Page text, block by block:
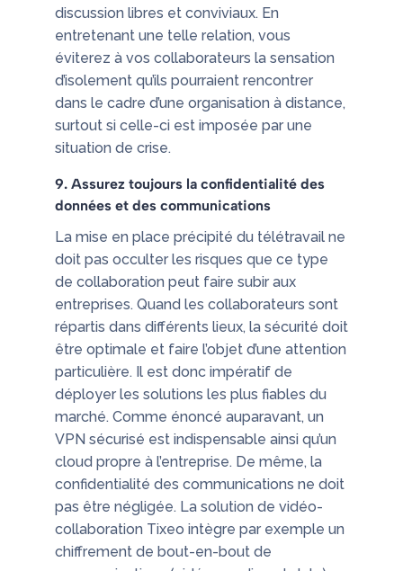
discussion libres et conviviaux. En
entretenant une telle relation, vous
éviterez à vos collaborateurs la sensation
d’isolement qu’ils pourraient rencontrer
dans le cadre d’une organisation à distance,
surtout si celle-ci est imposée par une
situation de crise.
9. Assurez toujours la confidentialité des
données et des communications
La mise en place précipité du télétravail ne
doit pas occulter les risques que ce type
de collaboration peut faire subir aux
entreprises. Quand les collaborateurs sont
répartis dans différents lieux, la sécurité doit
être optimale et faire l’objet d’une attention
particulière. Il est donc impératif de
déployer les solutions les plus fiables du
marché. Comme énoncé auparavant, un
VPN sécurisé est indispensable ainsi qu’un
cloud propre à l’entreprise. De même, la
confidentialité des communications ne doit
pas être négligée. La solution de vidéo-
collaboration Tixeo intègre par exemple un
chiffrement de bout-en-bout de